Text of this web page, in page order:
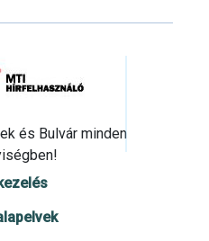
és Bulvár minden